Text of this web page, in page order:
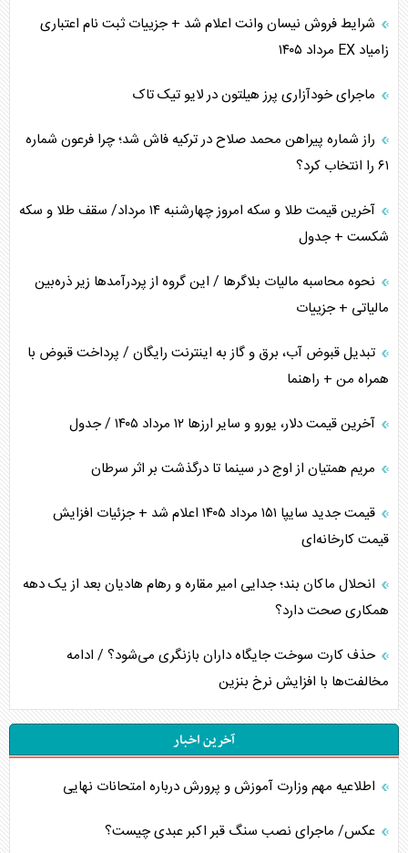
متن و حاشیه سفر نتانیاهو به آمریکا
نقش راهبردی ایران در دیپلماسی غذایی جهان
فضای مجازی، چالش تربیتی خانواده‌ها
پیامدهای خطرناک حمله اوکراین به کشتی ایرانی
شرایط فروش نیسان وانت اعلام شد + جزییات ثبت نام اعتباری
زامیاد EX مرداد ۱۴۰۵
ماجرای خودآزاری پرز هیلتون در لایو تیک تاک
راز شماره پیراهن محمد صلاح در ترکیه فاش شد؛ چرا فرعون شماره
۶۱ را انتخاب کرد؟
آخرین قیمت طلا و سکه امروز چهارشنبه ۱۴ مرداد/ سقف طلا و سکه
شکست + جدول
نحوه محاسبه مالیات بلاگر‌ها / این گروه از پردرآمد‌ها زیر ذره‌بین
مالیاتی + جزییات
تبدیل قبوض آب، برق و گاز به اینترنت رایگان / پرداخت قبوض با
همراه من + راهنما
آخرین قیمت دلار، یورو و سایر ارز‌ها ۱۲ مرداد ۱۴۰۵ / جدول
مریم همتیان از اوج در سینما تا درگذشت بر اثر سرطان
قیمت جدید سایپا ۱۵۱ مرداد ۱۴۰۵ اعلام شد + جزئیات افزایش
قیمت کارخانه‌ای
انحلال ماکان بند؛ جدایی امیر مقاره و رهام هادیان بعد از یک دهه
همکاری صحت دارد؟
حذف کارت سوخت جایگاه داران بازنگری می‌شود؟ / ادامه
مخالفت‌ها با افزایش نرخ بنزین
آخرین اخبار
اطلاعیه مهم وزارت آموزش و پرورش درباره امتحانات نهایی
عکس/ ماجرای نصب سنگ قبر اکبر عبدی چیست؟